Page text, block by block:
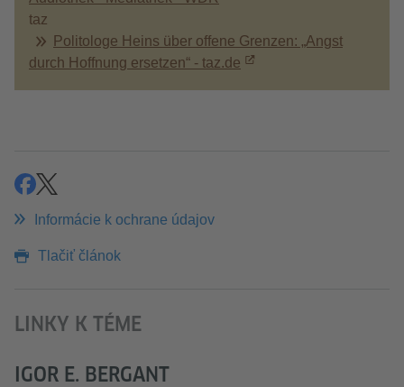
taz
Politologe Heins über offene Grenzen: „Angst
durch Hoffnung ersetzen“ - taz.de
zdieľať
zdieľať
Informácie k ochrane údajov
Tlačiť článok
LINKY K TÉME
IGOR E. BERGANT